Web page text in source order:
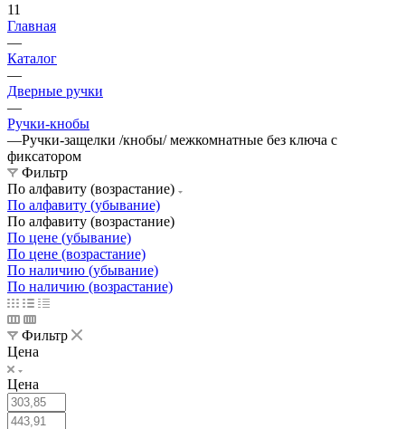
11
Главная
—
Каталог
—
Дверные ручки
—
Ручки-кнобы
—Ручки-защелки /кнобы/ межкомнатные без ключа с
фиксатором
Фильтр
По алфавиту (возрастание)
По алфавиту (убывание)
По алфавиту (возрастание)
По цене (убывание)
По цене (возрастание)
По наличию (убывание)
По наличию (возрастание)
Фильтр
Цена
Цена